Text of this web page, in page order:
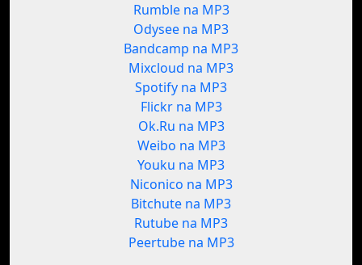
Rumble na MP3
Odysee na MP3
Bandcamp na MP3
Mixcloud na MP3
Spotify na MP3
Flickr na MP3
Ok.Ru na MP3
Weibo na MP3
Youku na MP3
Niconico na MP3
Bitchute na MP3
Rutube na MP3
Peertube na MP3